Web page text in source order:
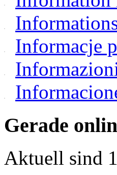
Informacje
Gerade
Aktuell sind